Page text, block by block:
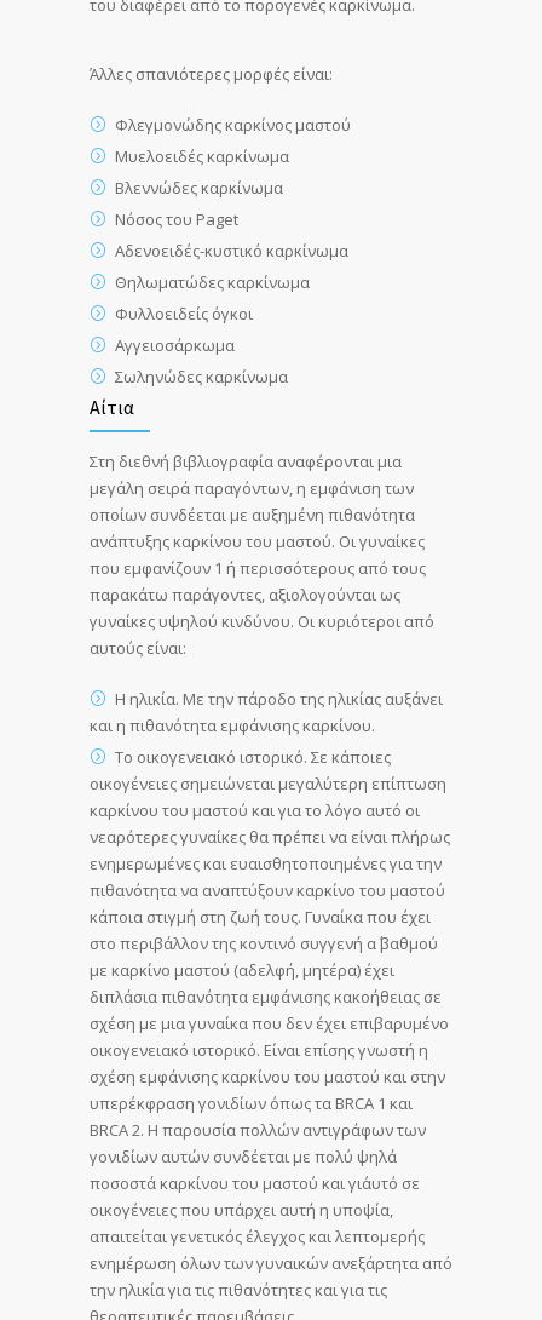
του διαφέρει από το πορογενές καρκίνωμα.
Άλλες σπανιότερες μορφές είναι:
Φλεγμονώδης καρκίνος μαστού
Μυελοειδές καρκίνωμα
Βλεννώδες καρκίνωμα
Νόσος του Paget
Αδενοειδές-κυστικό καρκίνωμα
Θηλωματώδες καρκίνωμα
Φυλλοειδείς όγκοι
Αγγειοσάρκωμα
Σωληνώδες καρκίνωμα
Αίτια
Στη διεθνή βιβλιογραφία αναφέρονται μια
μεγάλη σειρά παραγόντων, η εμφάνιση των
οποίων συνδέεται με αυξημένη πιθανότητα
ανάπτυξης καρκίνου του μαστού. Οι γυναίκες
που εμφανίζουν 1 ή περισσότερους από τους
παρακάτω παράγοντες, αξιολογούνται ως
γυναίκες υψηλού κινδύνου. Οι κυριότεροι από
αυτούς είναι:
Η ηλικία. Με την πάροδο της ηλικίας αυξάνει
και η πιθανότητα εμφάνισης καρκίνου.
Το οικογενειακό ιστορικό. Σε κάποιες
οικογένειες σημειώνεται μεγαλύτερη επίπτωση
καρκίνου του μαστού και για το λόγο αυτό οι
νεαρότερες γυναίκες θα πρέπει να είναι πλήρως
ενημερωμένες και ευαισθητοποιημένες για την
πιθανότητα να αναπτύξουν καρκίνο του μαστού
κάποια στιγμή στη ζωή τους. Γυναίκα που έχει
στο περιβάλλον της κοντινό συγγενή α΄ βαθμού
με καρκίνο μαστού (αδελφή, μητέρα) έχει
διπλάσια πιθανότητα εμφάνισης κακοήθειας σε
σχέση με μια γυναίκα που δεν έχει επιβαρυμένο
οικογενειακό ιστορικό. Είναι επίσης γνωστή η
σχέση εμφάνισης καρκίνου του μαστού και στην
υπερέκφραση γονιδίων όπως τα BRCA 1 και
BRCA 2. Η παρουσία πολλών αντιγράφων των
γονιδίων αυτών συνδέεται με πολύ ψηλά
ποσοστά καρκίνου του μαστού και γι΄αυτό σε
οικογένειες που υπάρχει αυτή η υποψία,
απαιτείται γενετικός έλεγχος και λεπτομερής
ενημέρωση όλων των γυναικών ανεξάρτητα από
την ηλικία για τις πιθανότητες και για τις